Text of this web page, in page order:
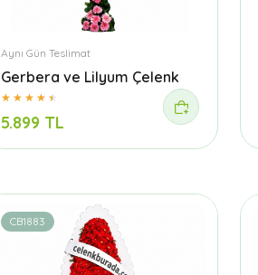
Aynı Gün Teslimat
Gerbera ve Lilyum Çelenk
5.899 TL
CB1883